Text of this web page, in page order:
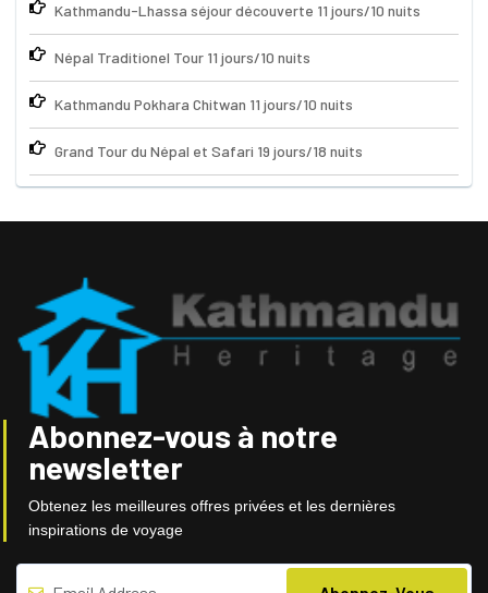
Kathmandu-Lhassa séjour découverte 11 jours/10 nuits
Népal Traditionel Tour 11 jours/10 nuits
Kathmandu Pokhara Chitwan 11 jours/10 nuits
Grand Tour du Népal et Safari 19 jours/18 nuits
Abonnez-vous à notre
newsletter
Obtenez les meilleures offres privées et les dernières
inspirations de voyage